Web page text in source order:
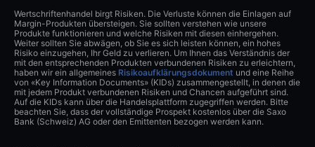
Wertschriftenhandel birgt Risiken. Die Verluste können die Einlagen auf
Margin-Produkten übersteigen. Sie sollten verstehen wie unsere
Produkte funktionieren und welche Risiken mit diesen einhergehen.
Weiter sollten Sie abwägen, ob Sie es sich leisten können, ein hohes
Risiko einzugehen, Ihr Geld zu verlieren. Um Ihnen das Verständnis der
mit den entsprechenden Produkten verbundenen Risiken zu erleichtern,
haben wir ein allgemeines Risikoaufklärungsdokument und eine Reihe
von «Key Information Documents» (KIDs) zusammengestellt, in denen die
mit jedem Produkt verbundenen Risiken und Chancen aufgeführt sind.
Auf die KIDs kann über die Handelsplattform zugegriffen werden. Bitte
beachten Sie, dass der vollständige Prospekt kostenlos über die Saxo
Bank (Schweiz) AG oder den Emittenten bezogen werden kann.